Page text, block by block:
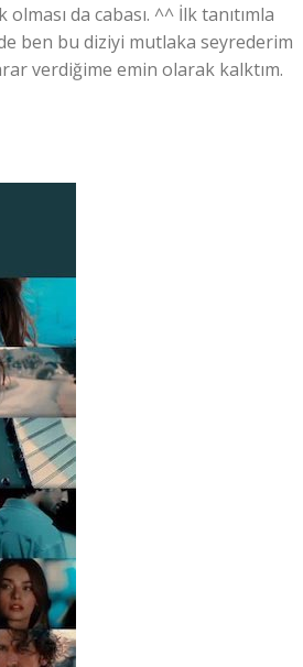
da cabası. ^^ İlk tanıtımla
ben bu diziyi mutlaka seyrederim
verdiğime emin olarak kalktım.